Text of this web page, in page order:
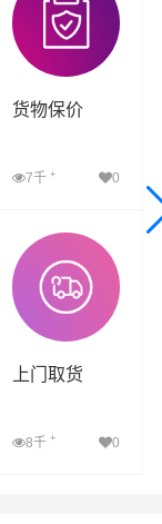
货物保价
7千 + 0
查看详细
上门取货
8千 + 0